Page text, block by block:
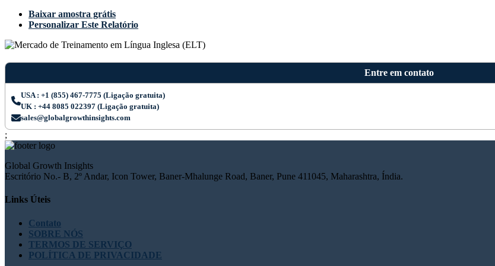
Baixar amostra grátis
Personalizar Este Relatório
Entre em contato
USA : +1 (855) 467-7775 (Ligação gratuita)
UK : +44 8085 022397 (Ligação gratuita)
sales@globalgrowthinsights.com
;
Global Growth Insights
Escritório No.- B, 2º Andar, Icon Tower, Baner-Mhalunge Road, Baner, Pune 411045, Maharashtra, Índia.
Links Úteis
Contato
SOBRE NÓS
TERMOS DE SERVIÇO
POLÍTICA DE PRIVACIDADE